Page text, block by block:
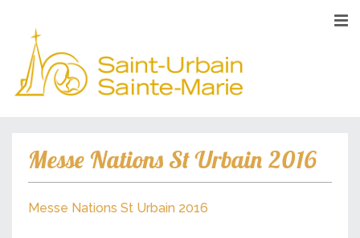
Messe Nations St Urbain 2016
Messe Nations St Urbain 2016